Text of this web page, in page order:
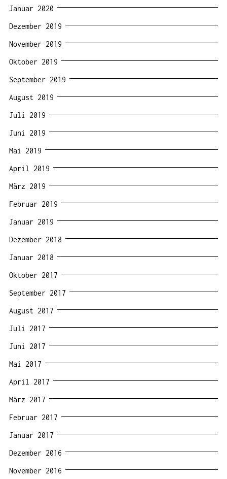
Januar 2020
Dezember 2019
November 2019
Oktober 2019
September 2019
August 2019
Juli 2019
Juni 2019
Mai 2019
April 2019
März 2019
Februar 2019
Januar 2019
Dezember 2018
Januar 2018
Oktober 2017
September 2017
August 2017
Juli 2017
Juni 2017
Mai 2017
April 2017
März 2017
Februar 2017
Januar 2017
Dezember 2016
November 2016